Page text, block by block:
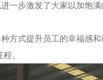
一步激发了大家以加饱
方式提升员工的幸福感
。